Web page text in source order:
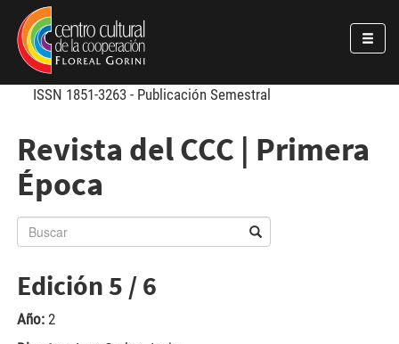
Pasar al contenido principal
Jump to main content
ISSN 1851-3263 - Publicación Semestral
Revista del CCC | Primera
Época
Edición 5 / 6
Año: 2